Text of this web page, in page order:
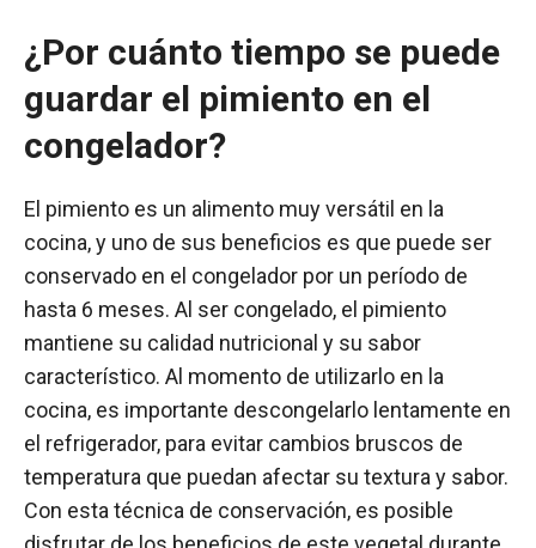
¿Por cuánto tiempo se puede
guardar el pimiento en el
congelador?
El pimiento es un alimento muy versátil en la
cocina, y uno de sus beneficios es que puede ser
conservado en el congelador por un período de
hasta 6 meses. Al ser congelado, el pimiento
mantiene su calidad nutricional y su sabor
característico. Al momento de utilizarlo en la
cocina, es importante descongelarlo lentamente en
el refrigerador, para evitar cambios bruscos de
temperatura que puedan afectar su textura y sabor.
Con esta técnica de conservación, es posible